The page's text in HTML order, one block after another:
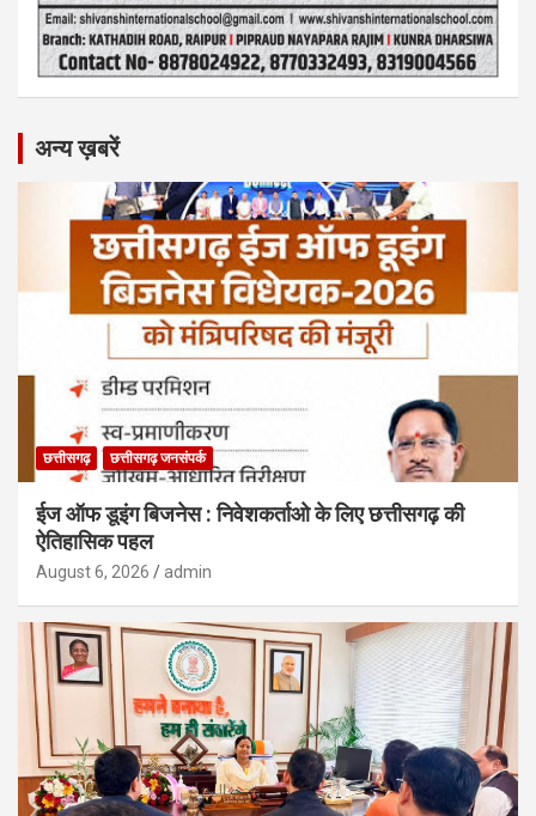
अन्य ख़बरें
छत्तीसगढ़ छत्तीसगढ़ जनसंपर्क
ईज ऑफ डूइंग बिजनेस : निवेशकर्ताओ के लिए छत्तीसगढ़ की
ऐतिहासिक पहल
August 6, 2026 admin